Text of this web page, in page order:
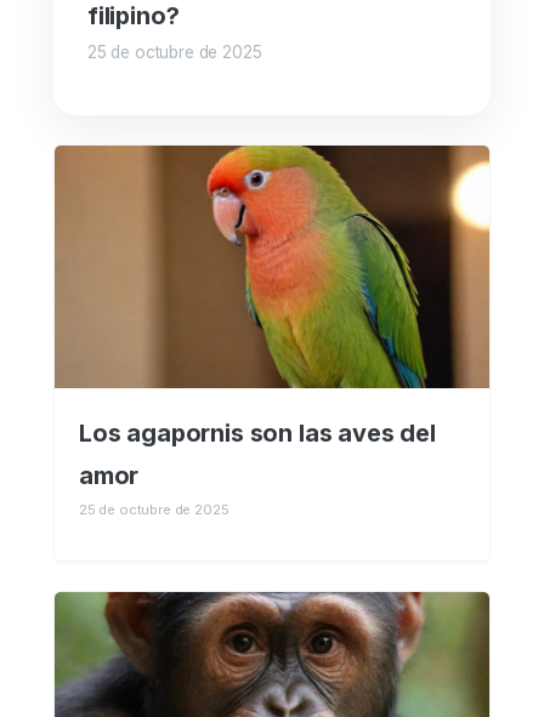
filipino?
25 de octubre de 2025
Los agapornis son las aves del
amor
25 de octubre de 2025